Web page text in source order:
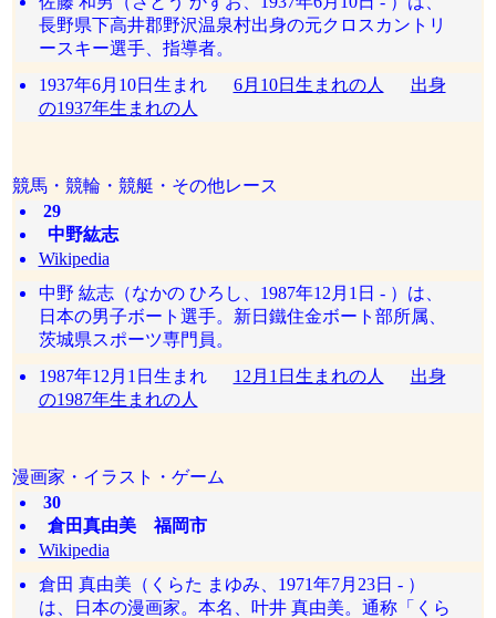
長野県下高井郡野沢温泉村出身の元クロスカントリ
ースキー選手、指導者。
1937年6月10日生まれ 6月10日生まれの人
出身
の1937年生まれの人
競馬・競輪・競艇・その他レース
29
中野紘志
Wikipedia
中野 紘志（なかの ひろし、1987年12月1日 - ）は、
日本の男子ボート選手。新日鐵住金ボート部所属、
茨城県スポーツ専門員。
1987年12月1日生まれ 12月1日生まれの人
出身
の1987年生まれの人
漫画家・イラスト・ゲーム
30
倉田真由美 福岡市
Wikipedia
倉田 真由美（くらた まゆみ、1971年7月23日 - ）
は、日本の漫画家。本名、叶井 真由美。通称「くら